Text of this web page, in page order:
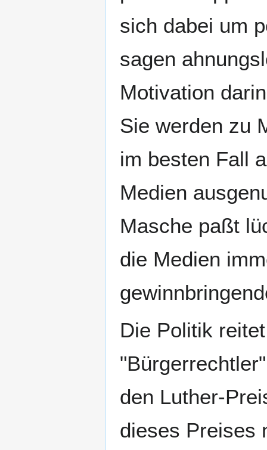
sich dabei um
sagen
Motivation
Sie werden zu
im besten Fall
Medien
Masche paßt
die Medien
Die Politik
den Luther-
dieses Preises